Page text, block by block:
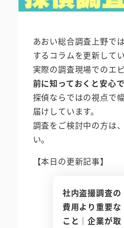
あおい総合調査上野で
するコラムを更新してい
実際の調査現場でのエ
前に知っておくと安心
探偵ならではの視点で
届けしています。
調査をご検討中の方は
い。
【本日の更新記事】
社内盗撮調査の
費用より重要な
こと｜企業が取